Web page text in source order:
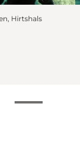
Hirtshals